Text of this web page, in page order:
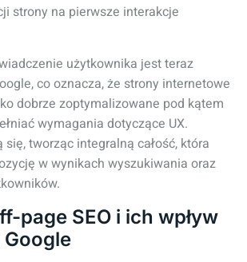
strony na pierwsze interakcje
użytkownika jest teraz
co oznacza, że strony internetowe
dobrze zoptymalizowane pod kątem
wymagania dotyczące UX.
się, tworząc integralną całość, która
w wynikach wyszukiwania oraz
page SEO i ich wpływ